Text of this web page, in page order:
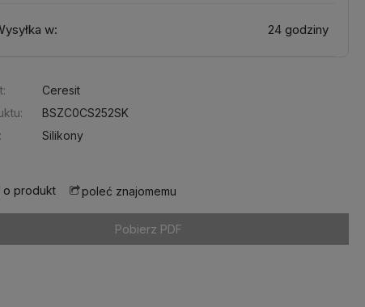
w: 24 godziny
Ceresit
BSZC0CS252SK
Silikony
o produkt poleć znajomemu
Pobierz PDF